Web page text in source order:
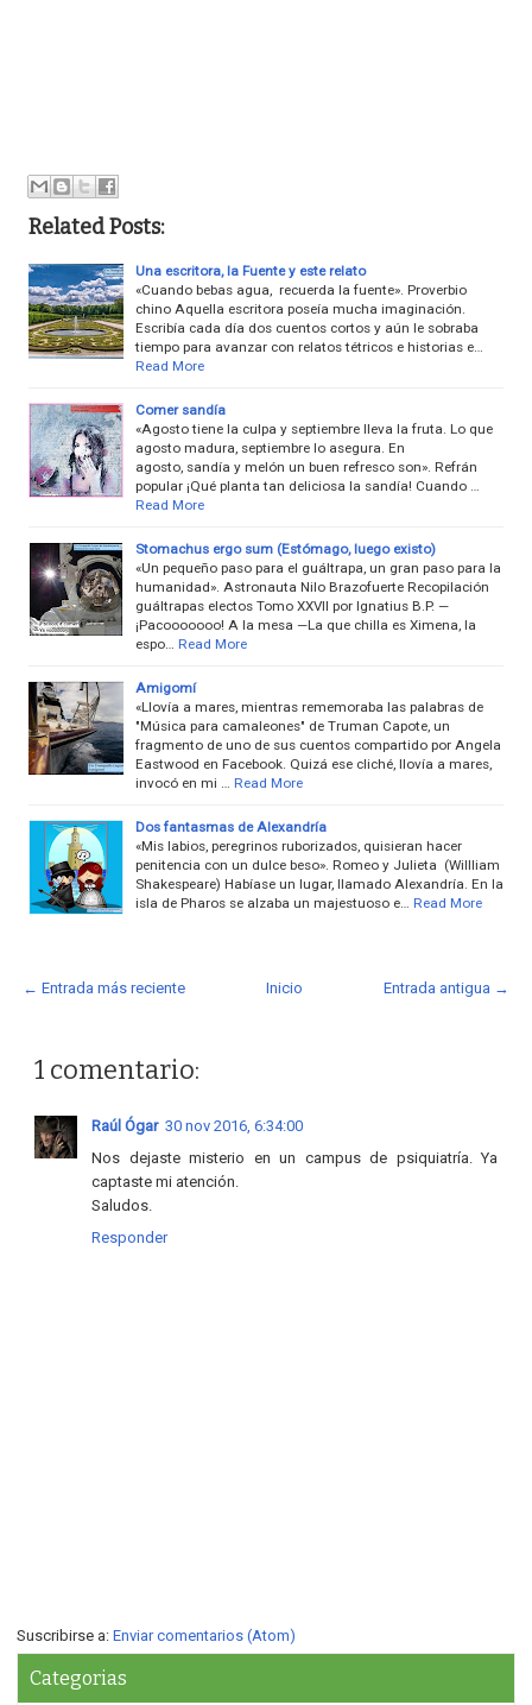
Related Posts:
Una escritora, la Fuente y este relato
«Cuando bebas agua, recuerda la fuente». Proverbio
chino Aquella escritora poseía mucha imaginación.
Escribía cada día dos cuentos cortos y aún le sobraba
tiempo para avanzar con relatos tétricos e historias e…
Read More
Comer sandía
«Agosto tiene la culpa y septiembre lleva la fruta. Lo que
agosto madura, septiembre lo asegura. En
agosto, sandía y melón un buen refresco son». Refrán
popular ¡Qué planta tan deliciosa la sandía! Cuando …
Read More
Stomachus ergo sum (Estómago, luego existo)
«Un pequeño paso para el guáltrapa, un gran paso para la
humanidad». Astronauta Nilo Brazofuerte Recopilación
guáltrapas electos Tomo XXVII por Ignatius B.P. —
¡Pacooooooo! A la mesa —La que chilla es Ximena, la
espo…
Read More
Amigomí
«Llovía a mares, mientras rememoraba las palabras de
"Música para camaleones" de Truman Capote, un
fragmento de uno de sus cuentos compartido por Angela
Eastwood en Facebook. Quizá ese cliché, llovía a mares,
invocó en mi …
Read More
Dos fantasmas de Alexandría
«Mis labios, peregrinos ruborizados, quisieran hacer
penitencia con un dulce beso». Romeo y Julieta (Willliam
Shakespeare) Habíase un lugar, llamado Alexandría. En la
isla de Pharos se alzaba un majestuoso e…
Read More
← Entrada más reciente Entrada antigua →
Inicio
1 comentario:
Raúl Ógar 30 nov 2016, 6:34:00
Nos dejaste misterio en un campus de psiquiatría. Ya
captaste mi atención.
Saludos.
Responder
Suscribirse a: Enviar comentarios (Atom)
Categorias